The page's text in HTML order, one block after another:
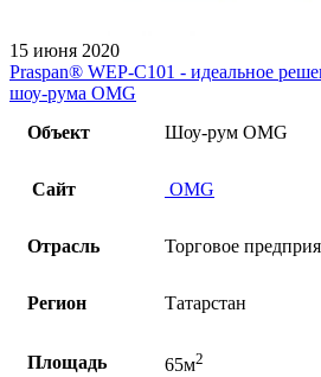
15 июня 2020
Praspan® WEP-C101 - идеальное
шоу-рума OMG
Объект
Шоу-рум OMG
Сайт OMG
Отрасль Торговое
Регион Татарстан
Площадь 65м2